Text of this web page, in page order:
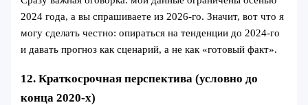
2024 года, а вы спрашиваете из 2026-го. Значит, вот что я
могу сделать честно: опираться на тенденции до 2024-го
и давать прогноз как сценарий, а не как «готовый факт».
12. Краткосрочная перспектива (условно до
конца 2020-х)